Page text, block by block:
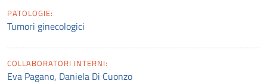
PATOLOGIE:
Tumori ginecologici
COLLABORATORI INTERNI:
Eva Pagano, Daniela Di Cuonzo